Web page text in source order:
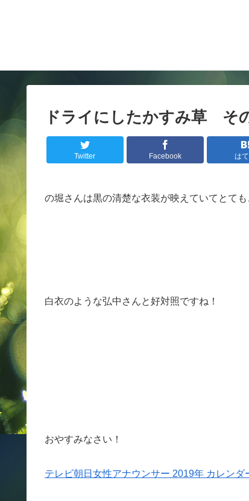
ドライにしたかすみ草 そ
Twitter Facebook は
の堀さんは黒の清楚な衣装が映えていてとても
白衣のような弘中さんと好対照ですね！
おやすみなさい！
テレビ朝日女性アナウンサー 2019年 カレンダ